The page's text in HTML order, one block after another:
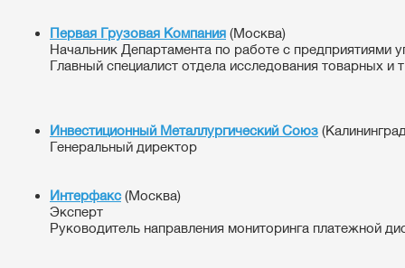
Первая Грузовая Компания (Москва)
Начальник Департамента по работе с предприятиями
Главный специалист отдела исследования товарных и
Инвестиционный Металлургический Союз
Генеральный директор
Интерфакс(Москва)
Эксперт
Руководитель направления мониторинга платежной